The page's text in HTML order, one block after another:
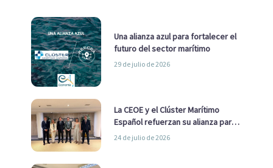
Una alianza azul para fortalecer el
futuro del sector marítimo
29 de julio de 2026
La CEOE y el Clúster Marítimo
Español refuerzan su alianza para
impulsar una estrategia Nacional
24 de julio de 2026